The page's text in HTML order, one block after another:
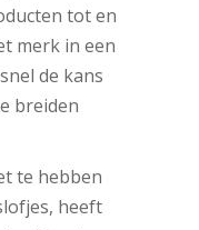
tot en
merk in een
de kans
breiden
te hebben
heeft